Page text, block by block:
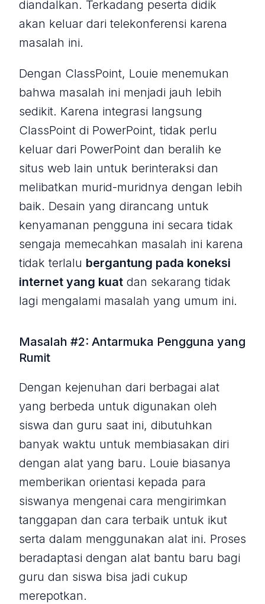
diandalkan. Terkadang peserta didik
akan keluar dari telekonferensi karena
masalah ini.
Dengan ClassPoint, Louie menemukan
bahwa masalah ini menjadi jauh lebih
sedikit. Karena integrasi langsung
ClassPoint di PowerPoint, tidak perlu
keluar dari PowerPoint dan beralih ke
situs web lain untuk berinteraksi dan
melibatkan murid-muridnya dengan lebih
baik. Desain yang dirancang untuk
kenyamanan pengguna ini secara tidak
sengaja memecahkan masalah ini karena
tidak terlalu bergantung pada koneksi
internet yang kuat dan sekarang tidak
lagi mengalami masalah yang umum ini.
Masalah #2: Antarmuka Pengguna yang
Rumit
Dengan kejenuhan dari berbagai alat
yang berbeda untuk digunakan oleh
siswa dan guru saat ini, dibutuhkan
banyak waktu untuk membiasakan diri
dengan alat yang baru. Louie biasanya
memberikan orientasi kepada para
siswanya mengenai cara mengirimkan
tanggapan dan cara terbaik untuk ikut
serta dalam menggunakan alat ini. Proses
beradaptasi dengan alat bantu baru bagi
guru dan siswa bisa jadi cukup
merepotkan.